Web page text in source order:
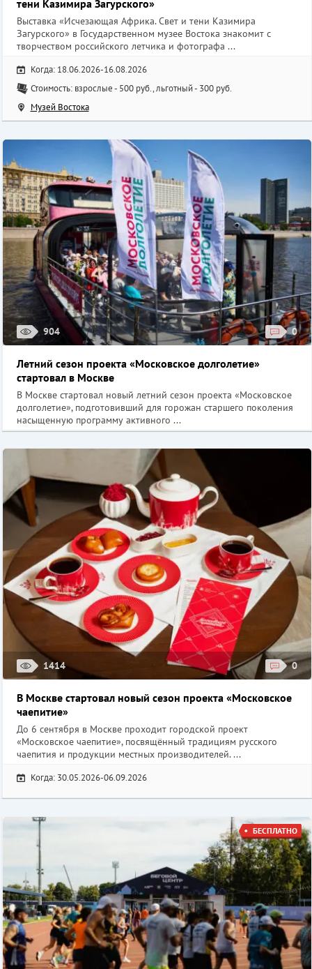
тени Казимира Загурского»
Выставка «Исчезающая Африка. Свет и тени Казимира
Загурского» в Государственном музее Востока знакомит с
творчеством российского летчика и фотографа ...
Когда: 18.06.2026-16.08.2026
Стоимость: взрослые - 500 руб., льготный - 300 руб.
Музей Востока
904 0
Летний сезон проекта «Московское долголетие»
стартовал в Москве
В Москве стартовал новый летний сезон проекта «Московское
долголетие», подготовивший для горожан старшего поколения
насыщенную программу активного ...
1414 0
В Москве стартовал новый сезон проекта «Московское
чаепитие»
До 6 сентября в Москве проходит городской проект
«Московское чаепитие», посвящённый традициям русского
чаепития и продукции местных производителей. ...
Когда: 30.05.2026-06.09.2026
БЕСПЛАТНО